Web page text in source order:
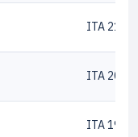
ITA
ITA
ITA